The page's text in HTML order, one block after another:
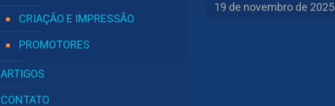
CRIAÇÃO E IMPRESSÃO
PROMOTORES
ARTIGOS
CONTATO
19 de novembro de 2025